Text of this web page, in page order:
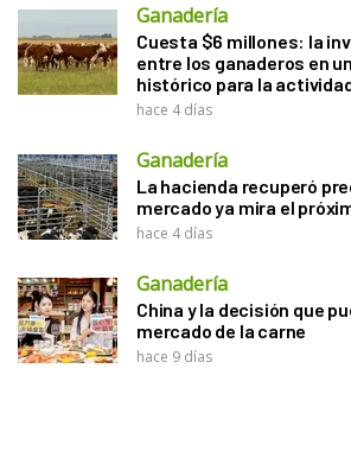
Ganadería
Cuesta $6 millones: la
entre los ganaderos en
histórico para la
hace 4 días
Ganadería
La hacienda recuperó
mercado ya mira el
hace 4 días
Ganadería
China y la decisión que
mercado de la carne
hace 9 días